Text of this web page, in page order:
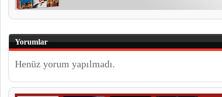
Yorumlar
Henüz yorum yapılmadı.